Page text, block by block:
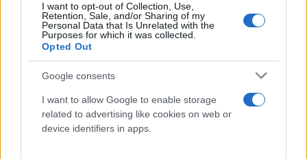
I want to opt-out of Collection, Use,
Retention, Sale, and/or Sharing of my
Personal Data that Is Unrelated with the
Purposes for which it was collected.
Opted Out
Google consents
I want to allow Google to enable storage
related to advertising like cookies on web or
device identifiers in apps.
Επίσης, ο κ. Καιρίδης χαρακτήρισε «λάθος» την
αναφορά του στην πρόεδρο της Πλεύσης